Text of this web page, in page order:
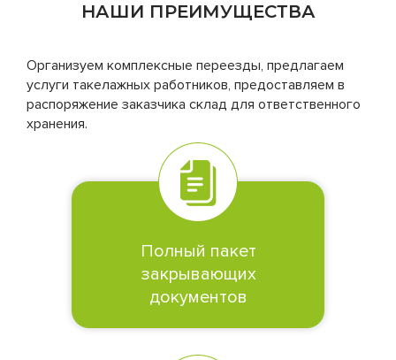
НАШИ ПРЕИМУЩЕСТВА
Организуем комплексные переезды, предлагаем
услуги такелажных работников, предоставляем в
распоряжение заказчика склад для ответственного
хранения.
Полный пакет
закрывающих
документов